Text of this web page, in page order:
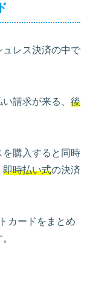
ュレス決済の中で
請求が来る、 後
購入すると同時
即時払い式の決済
カードをまとめ